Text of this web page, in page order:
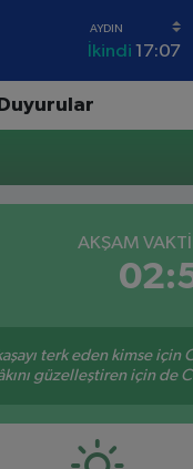
İkindi 17:07
Duyurular
AKŞAM
terk eden kimse
güzelleştiren için de